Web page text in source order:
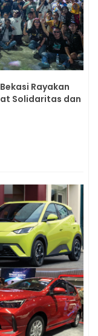
Rayakan
Solidaritas dan